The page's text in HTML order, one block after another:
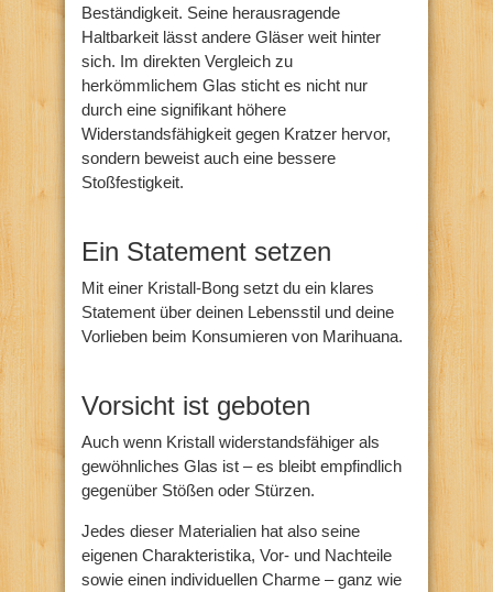
Beständigkeit. Seine herausragende
Haltbarkeit lässt andere Gläser weit hinter
sich. Im direkten Vergleich zu
herkömmlichem Glas sticht es nicht nur
durch eine signifikant höhere
Widerstandsfähigkeit gegen Kratzer hervor,
sondern beweist auch eine bessere
Stoßfestigkeit.
Ein Statement setzen
Mit einer Kristall-Bong setzt du ein klares
Statement über deinen Lebensstil und deine
Vorlieben beim Konsumieren von Marihuana.
Vorsicht ist geboten
Auch wenn Kristall widerstandsfähiger als
gewöhnliches Glas ist – es bleibt empfindlich
gegenüber Stößen oder Stürzen.
Jedes dieser Materialien hat also seine
eigenen Charakteristika, Vor- und Nachteile
sowie einen individuellen Charme – ganz wie